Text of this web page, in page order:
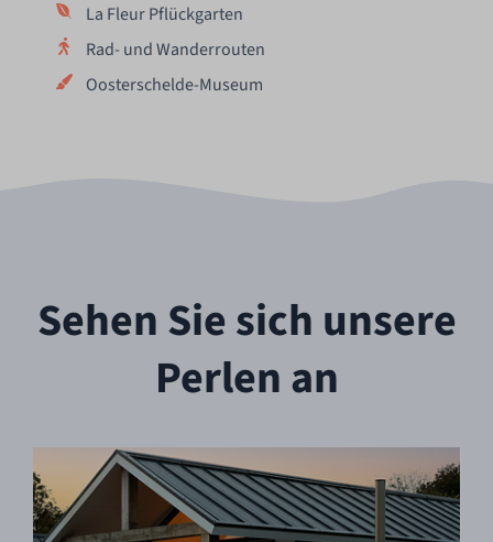
La Fleur Pflückgarten
Rad- und Wanderrouten
Oosterschelde-Museum
Sehen Sie sich unsere
Perlen an